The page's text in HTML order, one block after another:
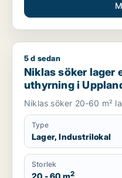
Niklas söker lager eller
5 d sedan
Niklas söker lager
uthyrning i
Upplands-Bro m.fl.
Niklas söker 20-60 m²
Type
Lager, Industrilokal
Storlek
20 - 60 m2